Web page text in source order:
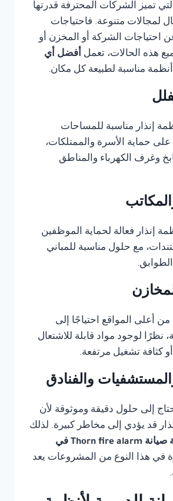
تميز الشركات المحترفة قدرتها
لمجالات متنوعة. فاحتياجات
احتياجات الشركة أو المخزن أو
هذه الحالات، تعمل أفضل أي
مناسبة لطبيعة كل مكان.
إنذار مناسبة للمساحات
على حماية الأسرة والممتلكات،
وغرف الكهرباء والمناطق
إنذار فعالة لحماية الموظفين
مع حلول مناسبة للمباني
الطوابق.
من أعلى المواقع احتياجًا إلى
نظرًا لوجود مواد قابلة للاشتعال
كثافة تشغيل مرتفعة.
والفنادق
إلى حلول دقيقة وموثوقة لأن
قد يؤدي إلى مخاطر كبيرة. لذلك
شركة صيانة Thorn fire alarm في
في هذا النوع من المشروعات يعد